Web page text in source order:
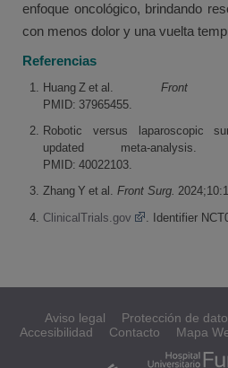
enfoque oncológico, brindando
con menos dolor y una vuelta
Referencias
Huang Z et al.Front
PMID: 37965455.
Robotic versus laparoscopic
updated meta‑analysis.
PMID: 40022103.
Zhang Y et al.Front Surg.
ClinicalTrials.gov
. Identifier
Aviso legal Protección de
Accesibilidad
Contacto Mapa